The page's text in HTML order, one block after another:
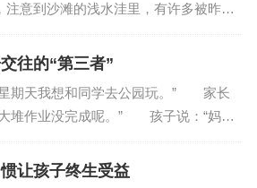
注意到沙滩的浅水洼里，有许多被昨夜
鱼。被困的小鱼尽管近在海边，也许有
而用不了多久，浅...
往的“第三者”
期天我想和同学去公园玩。” 家长
大堆作业没完成呢。” 孩子说：“妈
和同学一起过。” 家长说：“行，但
里来。” 孩...
让孩子终生受益